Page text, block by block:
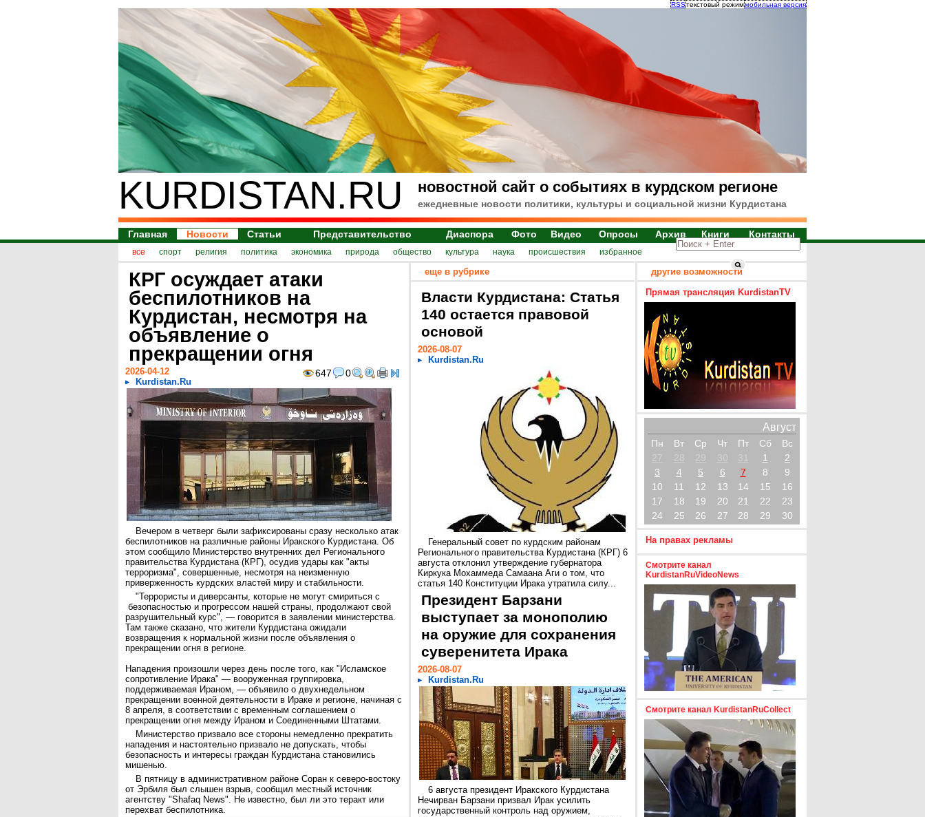
RSSтекстовый режиммобильная версия
KURDISTAN.RU новостной сайт о событиях в курдском регионе
ежедневные новости политики, культуры и социальной жизни Курдистана
Главная Новости Статьи Представительство Диаспора Фото Видео Опросы Архив Книги Контакты
все спорт религия политика экономика природа общество культура наука происшествия избранное
КРГ осуждает атаки
беспилотников на
Курдистан, несмотря на
объявление о
прекращении огня
647 0
2026-04-12
Kurdistan.Ru
Вечером в четверг были зафиксированы сразу несколько атак
беспилотников на различные районы Иракского Курдистана. Об
этом сообщило Министерство внутренних дел Регионального
правительства Курдистана (КРГ), осудив удары как "акты
терроризма", совершенные, несмотря на неизменную
приверженность курдских властей миру и стабильности.
"Террористы и диверсанты, которые не могут смириться с
безопасностью и прогрессом нашей страны, продолжают свой
разрушительный курс", — говорится в заявлении министерства.
Там также сказано, что жители Курдистана ожидали
возвращения к нормальной жизни после объявления о
прекращении огня в регионе.
Нападения произошли через день после того, как "Исламское
сопротивление Ирака" — вооруженная группировка,
поддерживаемая Ираном, — объявило о двухнедельном
прекращении военной деятельности в Ираке и регионе, начиная с
8 апреля, в соответствии с временным соглашением о
прекращении огня между Ираном и Соединенными Штатами.
Министерство призвало все стороны немедленно прекратить
нападения и настоятельно призвало не допускать, чтобы
безопасность и интересы граждан Курдистана становились
мишенью.
В пятницу в административном районе Соран к северо-востоку
от Эрбиля был слышен взрыв, сообщил местный источник
агентству "Shafaq News". Не известно, был ли это теракт или
перехват беспилотника.
еще в рубрике
Власти Курдистана: Статья
140 остается правовой
основой
2026-08-07
Kurdistan.Ru
Генеральный совет по курдским районам
Регионального правительства Курдистана (КРГ) 6
августа отклонил утверждение губернатора
Киркука Мохаммеда Самаана Аги о том, что
статья 140 Конституции Ирака утратила силу...
Президент Барзани
выступает за монополию
на оружие для сохранения
суверенитета Ирака
2026-08-07
Kurdistan.Ru
6 августа президент Иракского Курдистана
Нечирван Барзани призвал Ирак усилить
государственный контроль над оружием,
другие возможности
Прямая трансляция KurdistanTV
Август
Пн Вт Ср Чт Пт Сб
Вс
27
28 29 30 31 1
2
3
4 5 6 7 8
9
10
11 12 13 14 15
16
17
18 19 20 21 22
23
24
25 26 27 28 29 30
На правах рекламы
Смотрите канал
KurdistanRuVideoNews
Смотрите канал KurdistanRuCollect